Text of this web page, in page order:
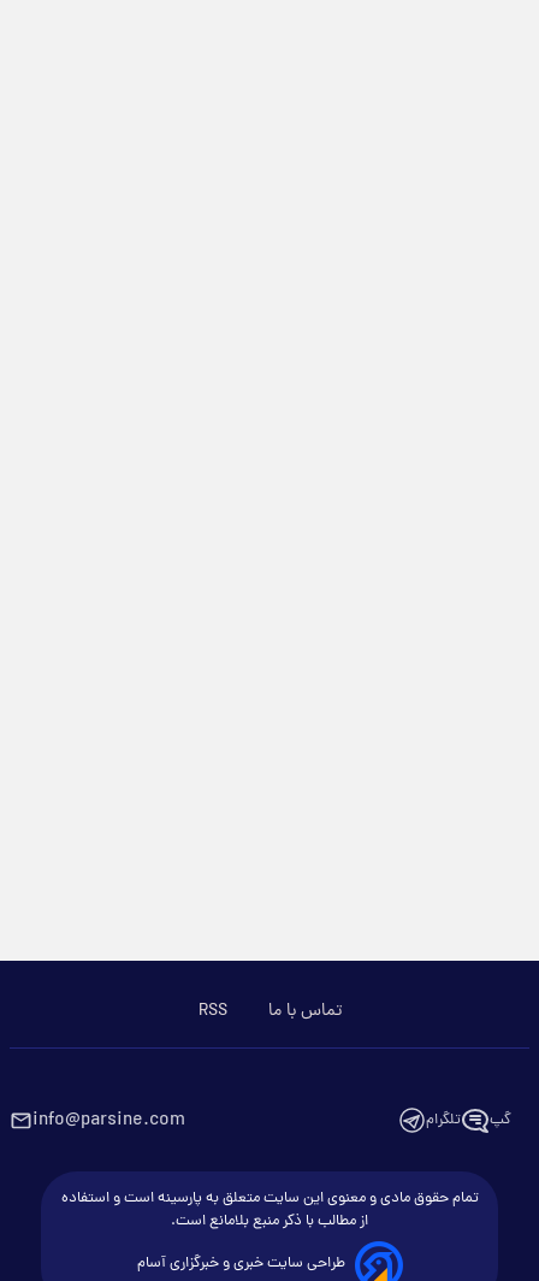
تماس با ما RSS
گپ تلگرام info@parsine.com
تمام حقوق مادی و معنوی این سایت متعلق به پارسینه است و استفاده
از مطالب با ذکر منبع بلامانع است.
طراحی سایت خبری و خبرگزاری آسام